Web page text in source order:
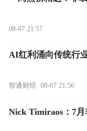
08-07 21:57
智通财经 08-07 21:56